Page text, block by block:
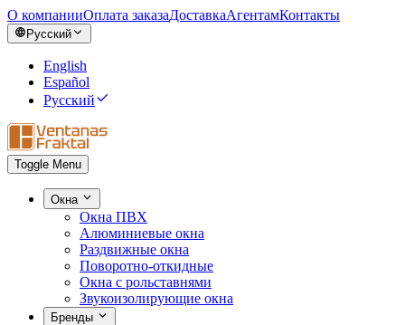
О компанииОплата заказаДоставкаАгентамКонтакты
Русский
English
Español
Русский
Toggle Menu
Окна
Окна ПВХ
Алюминиевые окна
Раздвижные окна
Поворотно-откидные
Окна с рольставнями
Звукоизолирующие окна
Бренды